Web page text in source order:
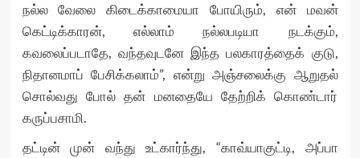
நல்ல வேலை கிடைக்காமையா போயிரும், என் மவன்
கெட்டிக்காரன், எல்லாம் நல்லபடியா நடக்கும்,
கவலைப்படாதே, வந்தவுடனே இந்த பலகாரத்தைக் குடு,
நிதானமாப் பேசிக்கலாம்”, என்று அஞ்சலைக்கு ஆறுதல்
சொல்வது போல் தன் மனதையே தேற்றிக் கொண்டார்
கருப்பசாமி.
தட்டின் முன் வந்து உட்கார்ந்து, “காவ்யாகுட்டி, அப்பா